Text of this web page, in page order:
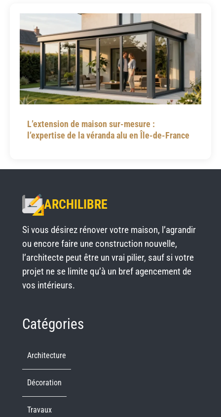
L’extension de maison sur-mesure :
l’expertise de la véranda alu en Île-de-France
ARCHILIBRE
Si vous désirez rénover votre maison, l’agrandir
ou encore faire une construction nouvelle,
l’architecte peut être un vrai pilier, sauf si votre
projet ne se limite qu’à un bref agencement de
vos intérieurs.
Catégories
Architecture
Décoration
Travaux